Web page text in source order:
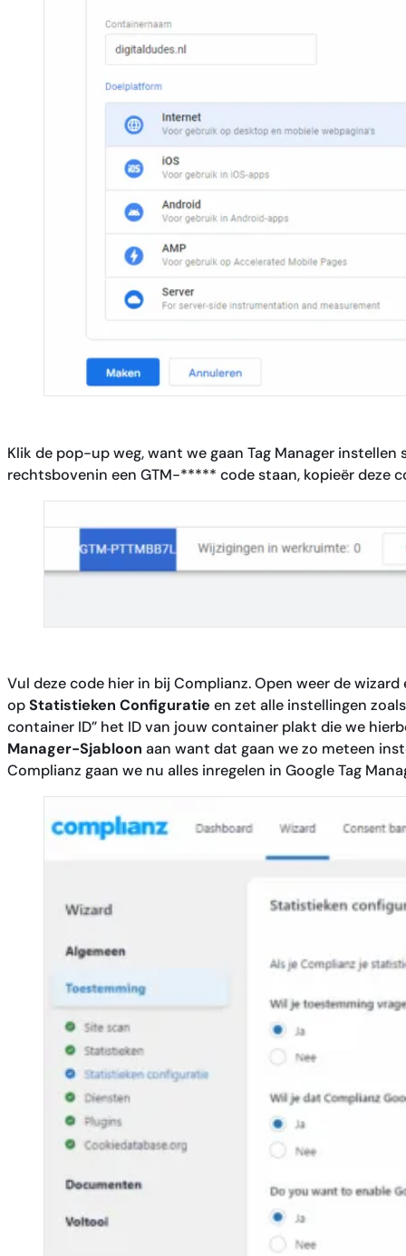
Klik de pop-up weg, want we gaan Tag Manager instellen
rechtsbovenin een GTM-***** code staan, kopieër deze
Vul deze code hier in bij Complianz. Open weer de wizard
opStatistieken Configuratie en zet alle instellingen
container ID” het ID van jouw container plakt die we
Manager-Sjabloon aan want dat gaan we zo meteen
Complianz gaan we nu alles inregelen in Google Tag